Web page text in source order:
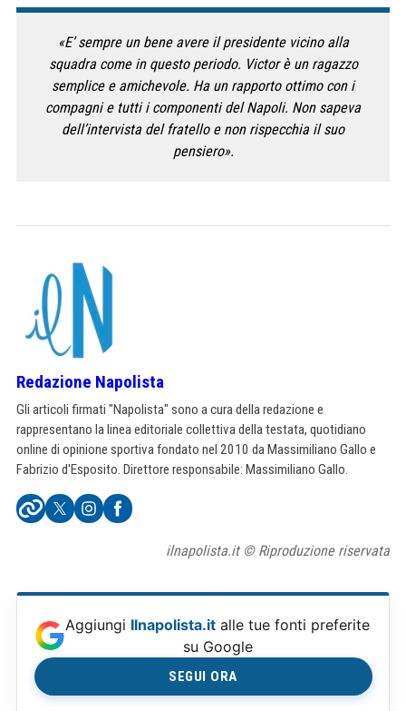
«E’ sempre un bene avere il presidente vicino alla
squadra come in questo periodo. Victor è un ragazzo
semplice e amichevole. Ha un rapporto ottimo con i
compagni e tutti i componenti del Napoli. Non sapeva
dell’intervista del fratello e non rispecchia il suo
pensiero».
Redazione Napolista
Gli articoli firmati "Napolista" sono a cura della redazione e
rappresentano la linea editoriale collettiva della testata, quotidiano
online di opinione sportiva fondato nel 2010 da Massimiliano Gallo e
Fabrizio d'Esposito. Direttore responsabile: Massimiliano Gallo.
ilnapolista.it © Riproduzione riservata
Aggiungi Ilnapolista.it alle tue fonti preferite
su Google
SEGUI ORA